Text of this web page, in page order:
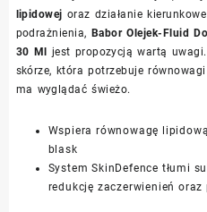
lipidowej oraz działanie
podrażnienia, Babor Olejek-Fluid
30 Ml jest propozycją wartą
skórze, która potrzebuje
ma wyglądać świeżo.
Wspiera równowagę
blask
System SkinDefence tłumi
redukcję zaczerwienień oraz